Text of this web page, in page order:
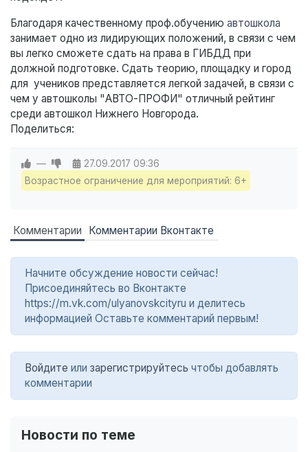
Благодаря качественному проф.обучению автошкола
занимает одно из лидирующих положений, в связи с чем
вы легко сможете сдать на права в ГИБДД при
должной подготовке. Сдать теорию, площадку и город
для учеников представляется легкой задачей, в связи с
чем у автошколы "АВТО-ПРОФИ" отличный рейтинг
среди автошкол Нижнего Новгорода.
Поделиться:
— 27.09.2017 09:36
Возрастное ограничение для мероприятий: 6+
Комментарии Комментарии Вконтакте
Начните обсуждение новости сейчас!
Присоединяйтесь во Вконтакте
https://m.vk.com/ulyanovskcityru и делитесь
информацией Оставьте комментарий первым!
Войдите или зарегистрируйтесь чтобы добавлять
комментарии
Новости по теме